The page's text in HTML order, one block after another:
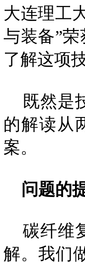
大连理工
与装备”
了解这项
既然是
的解读从
案。
问题的
碳纤维
解。我们